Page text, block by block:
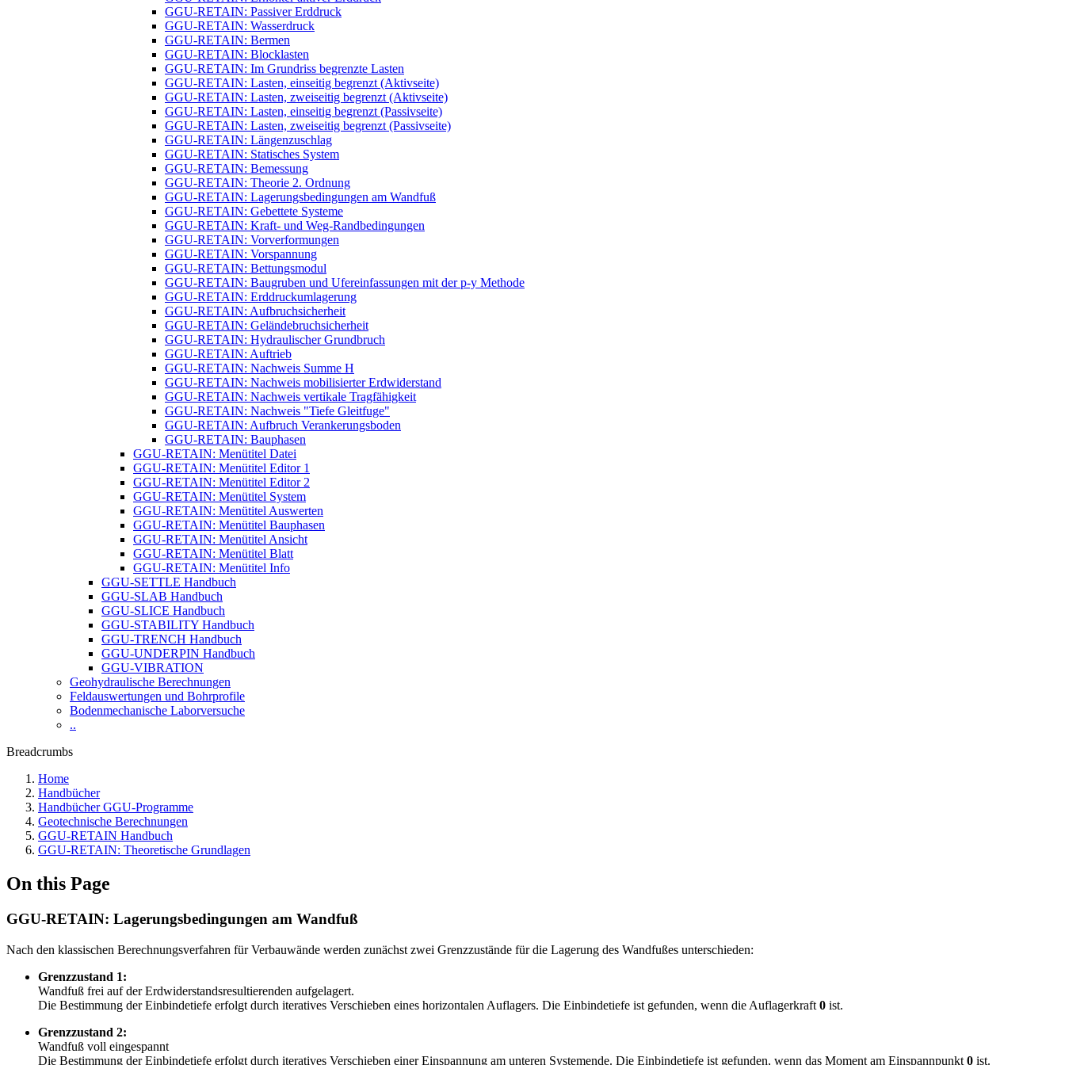
GGU-RETAIN: Passiver Erddruck
GGU-RETAIN: Wasserdruck
GGU-RETAIN: Bermen
GGU-RETAIN: Blocklasten
GGU-RETAIN: Im Grundriss begrenzte Lasten
GGU-RETAIN: Lasten, einseitig begrenzt (Aktivseite)
GGU-RETAIN: Lasten, zweiseitig begrenzt (Aktivseite)
GGU-RETAIN: Lasten, einseitig begrenzt (Passivseite)
GGU-RETAIN: Lasten, zweiseitig begrenzt (Passivseite)
GGU-RETAIN: Längenzuschlag
GGU-RETAIN: Statisches System
GGU-RETAIN: Bemessung
GGU-RETAIN: Theorie 2. Ordnung
GGU-RETAIN: Lagerungsbedingungen am Wandfuß
GGU-RETAIN: Gebettete Systeme
GGU-RETAIN: Kraft- und Weg-Randbedingungen
GGU-RETAIN: Vorverformungen
GGU-RETAIN: Vorspannung
GGU-RETAIN: Bettungsmodul
GGU-RETAIN: Baugruben und Ufereinfassungen mit der p-y Methode
GGU-RETAIN: Erddruckumlagerung
GGU-RETAIN: Aufbruchsicherheit
GGU-RETAIN: Geländebruchsicherheit
GGU-RETAIN: Hydraulischer Grundbruch
GGU-RETAIN: Auftrieb
GGU-RETAIN: Nachweis Summe H
GGU-RETAIN: Nachweis mobilisierter Erdwiderstand
GGU-RETAIN: Nachweis vertikale Tragfähigkeit
GGU-RETAIN: Nachweis "Tiefe Gleitfuge"
GGU-RETAIN: Aufbruch Verankerungsboden
GGU-RETAIN: Bauphasen
GGU-RETAIN: Menütitel Datei
GGU-RETAIN: Menütitel Editor 1
GGU-RETAIN: Menütitel Editor 2
GGU-RETAIN: Menütitel System
GGU-RETAIN: Menütitel Auswerten
GGU-RETAIN: Menütitel Bauphasen
GGU-RETAIN: Menütitel Ansicht
GGU-RETAIN: Menütitel Blatt
GGU-RETAIN: Menütitel Info
GGU-SETTLE Handbuch
GGU-SLAB Handbuch
GGU-SLICE Handbuch
GGU-STABILITY Handbuch
GGU-TRENCH Handbuch
GGU-UNDERPIN Handbuch
GGU-VIBRATION
Geohydraulische Berechnungen
Feldauswertungen und Bohrprofile
Bodenmechanische Laborversuche
..
Breadcrumbs
Home
Handbücher
Handbücher GGU-Programme
Geotechnische Berechnungen
GGU-RETAIN Handbuch
GGU-RETAIN: Theoretische Grundlagen
On this Page
GGU-RETAIN: Lagerungsbedingungen am Wandfuß
Nach den klassischen Berechnungsverfahren für Verbauwände werden zunächst zwei Grenzzustände für die Lagerung des Wandfußes unterschieden:
Grenzzustand 1:
Wandfuß frei auf der Erdwiderstandsresultierenden aufgelagert.
Die Bestimmung der Einbindetiefe erfolgt durch iteratives Verschieben eines horizontalen Auflagers. Die Einbindetiefe ist gefunden, wenn die Auflagerkraft 0 ist.
Grenzzustand 2:
Wandfuß voll eingespannt
Die Bestimmung der Einbindetiefe erfolgt durch iteratives Verschieben einer Einspannung am unteren Systemende. Die Einbindetiefe ist gefunden, wenn das Moment am Einspannpunkt 0 ist.